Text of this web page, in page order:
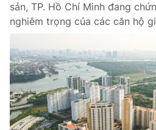
sản, TP. Hồ Chí Minh đang
nghiêm trọng của các căn hộ